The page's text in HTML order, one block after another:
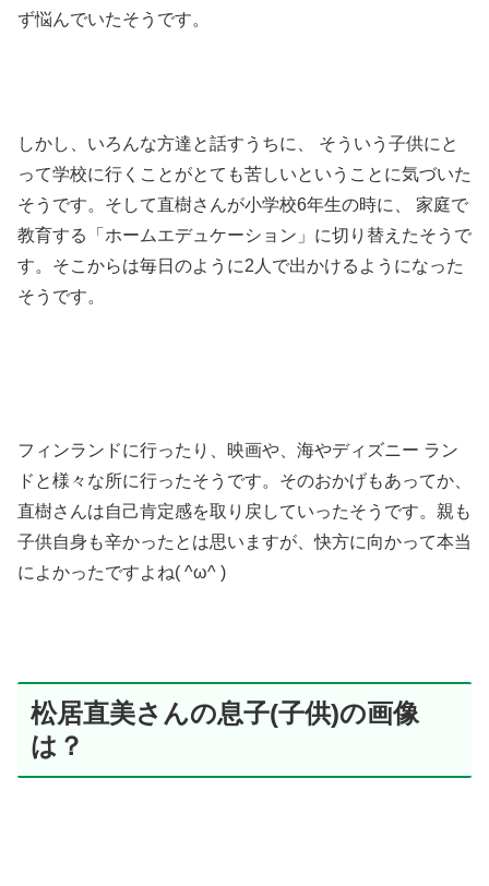
ず悩んでいたそうです。
しかし、いろんな方達と話すうちに、 そういう子供にと
って学校に行くことがとても苦しいということに気づいた
そうです。 そして直樹さんが小学校6年生の時に、 家庭で
教育する「ホームエデュケーション」に切り替えたそうで
す。そこからは毎日のように2人で出かけるようになった
そうです。
フィンランドに行ったり、映画や、海やディズニー ラン
ドと様々な所に行ったそうです。そのおかげもあってか、
直樹さんは自己肯定感を取り戻していったそうです。親も
子供自身も辛かったとは思いますが、快方に向かって本当
によかったですよね( ^ω^ )
松居直美さんの息子(子供)の画像
は？